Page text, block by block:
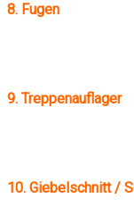
8. Fugen
9. Treppenauflager
10. Giebelschnitt /